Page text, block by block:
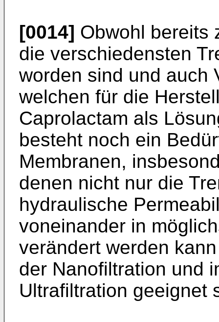
[0014] Obwohl bereits
die verschiedensten
worden sind und auch
welchen für die
Caprolactam als
besteht noch ein
Membranen,
denen nicht nur die
hydraulische
voneinander in
verändert werden
der Nanofiltration und
Ultrafiltration geeignet